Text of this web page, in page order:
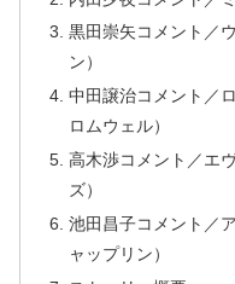
黒田崇矢コメント／
ン）
中田譲治コメント／
ロムウェル）
高木渉コメント／エ
ズ）
池田昌子コメント／
ャップリン）